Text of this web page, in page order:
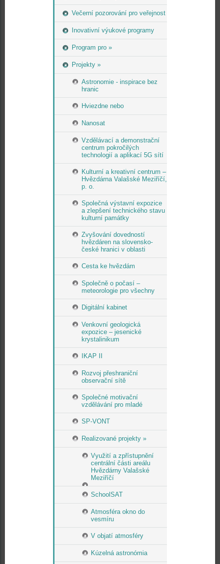
Večerní pozorování pro veřejnost
Inovativní výukové programy
Program pro »
Projekty »
Astronomie - inspirace bez
hranic
Hviezdne nebo
Nanosat
Vzdělávací a demonstrační
centrum pokročilých
technologií a aplikací 5G sítí
Kulturní a kreativní centrum –
Hvězdárna Valašské Meziříčí,
p. o.
Společná výstavní expozice
a zlepšení technického stavu
kulturní památky
Zvyšování dovedností
hvězdáren na slovensko-
české hranici v oblasti
Cesta ke hvězdám
Společně o počasí –
meteorologie pro všechny
Digitální kabinet
Venkovní geologická
expozice – jesenické
krystalinikum
IKAP II
Rozvoj přeshraniční
observační sítě
Společné motivační
vzdělávání pro mladé
SP-VONT
Realizované projekty »
Využití a zpřístupnění
centrální části areálu
Hvězdárny Valašské
Meziříčí
SchoolSAT
Atmosféra okno do
vesmíru
V objatí atmosféry
Kúzelná astronómia